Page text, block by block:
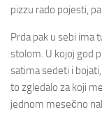
pizzu rado pojesti,
Prda pak u sebi ima
stolom. U kojoj god
satima sedeti i
to zgledalo za koji
jednom mesečno